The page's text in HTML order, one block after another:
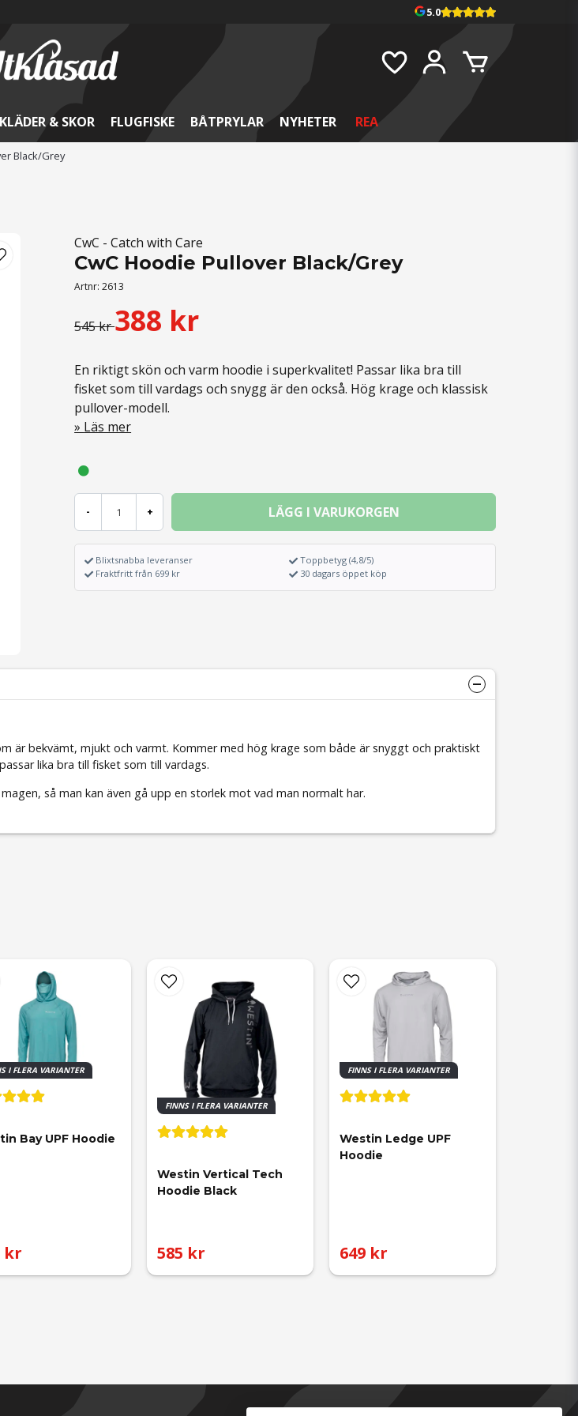
5.0
KLÄDER & SKOR FLUGFISKE BÅTPRYLAR NYHETER REA
Black/Grey
CwC - Catch with Care
CwC Hoodie Pullover Black/Grey
Artnr:2613
545 kr388 kr
En riktigt skön och varm hoodie i superkvalitet! Passar lika bra till
fisket som till vardags och snygg är den också. Hög krage och klassisk
pullover-modell.
Läs mer
- + LÄGG I VARUKORGEN
Blixtsnabba leveranser
Fraktfritt från 699 kr
Toppbetyg (4,8/5)
30 dagars öppet köp
är bekvämt, mjukt och varmt. Kommer med hög krage som både är snyggt och praktiskt
lika bra till fisket som till vardags.
så man kan även gå upp en storlek mot vad man normalt har.
I FLERA VARIANTER
Bay UPF Hoodie
kr
FINNS I FLERA VARIANTER
Westin Vertical Tech
Hoodie Black
585 kr
FINNS I FLERA VARIANTER
Westin Ledge UPF
Hoodie
649 kr